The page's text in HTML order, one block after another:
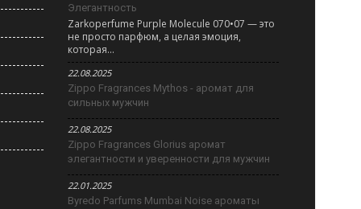
Элегантность
Zarkoperfume Purple Molecule 070•07 — это
не просто парфюм, а целая эмоция,
которая...
22.08.2025
Zippo Fragrances Mythos - аромат для
сильных мужчин
22.08.2025
Zippo Fragrances Glorius аромат
элегантности и уверенности для мужчин
22.01.2025
Byredo Parfums Mumbai Noise ароматы